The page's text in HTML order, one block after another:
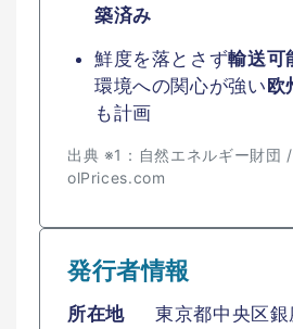
築済み
鮮度を落とさず輸送可
環境への関心が強い 欧
も計画
出典 ※1：自然エネルギー財
olPrices.com
発行者情報
所在地
東京都中央区